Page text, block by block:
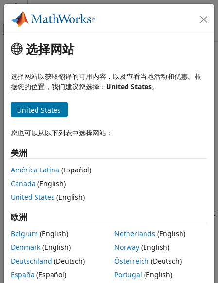
跳到内容
画布外导航菜单切换
文档主页
MATLAB Production Server
云部署
Azure 上的 MATLAB Production Server
参考架构
AWS 上的 MATLAB Production Server 参考
Kubernetes 上的 MATLAB Production
Server
主要内容
本页采用了机器翻译。点击此处可查看最新英文版本。
Azure上的MATLABProduction
Server参考架构
使用可自定义的 ARM 模板在 Azure
Production Server™
您必须拥有
如果您需要自定义 Azure 资源管理器 (ARM) 模板和自动化脚本，
此产品可能适合您。
MATLAB Production Server
面，可让您在云中配置和管理
。有关
设置MATLAB Production Server许可证以在云中使用的详细信
息，请参阅配置在云上使用的 MATLAB Production Server 许可
要部署参考架构，请参阅
Microsoft Azure 上的 MATLAB
Production Server
选择网站
选择网站以获取翻译的可用内容，以及查看当地活动和优惠。根
据您的位置，我们建议您选择： United States。
United States
您也可以从以下列表中选择网站：
美洲
América Latina (Español)
Canada (English)
United States (English)
欧洲
Belgium (English)
Denmark (English)
Deutschland (Deutsch)
España (Español)
Netherlands (English)
Norway(English)
Österreich (Deutsch)
Portugal (English)